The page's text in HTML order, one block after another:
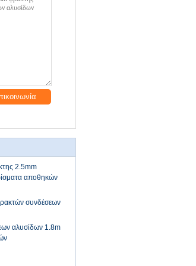
2.5mm
αποθηκών
συνδέσεων
αλυσίδων 1.8m